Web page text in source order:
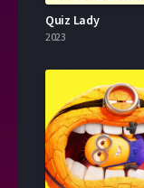
Quiz Lady
2023